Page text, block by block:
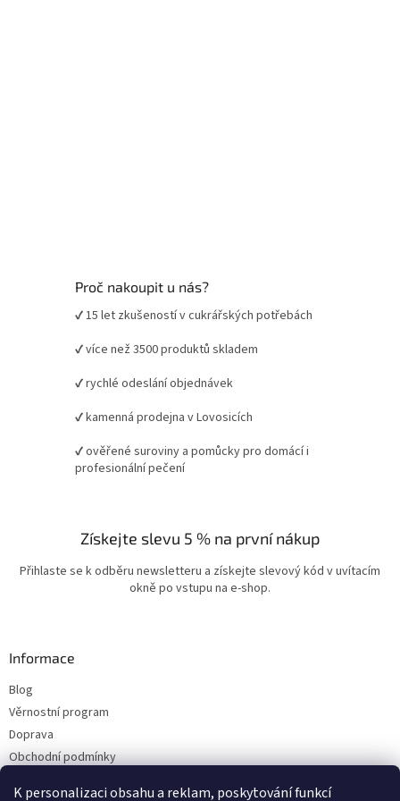
K personalizaci obsahu a reklam, poskytování funkcí
Proč nakoupit u nás?
✔ 15 let zkušeností v cukrářských potřebách
✔ více než 3500 produktů skladem
✔ rychlé odeslání objednávek
✔ kamenná prodejna v Lovosicích
✔ ověřené suroviny a pomůcky pro domácí i
profesionální pečení
Získejte slevu 5 % na první nákup
Přihlaste se k odběru newsletteru a získejte slevový kód v uvítacím
okně po vstupu na e-shop.
Informace
Blog
Věrnostní program
Doprava
Obchodní podmínky